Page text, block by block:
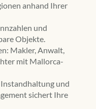
anhand Ihrer
und
Objekte.
Makler, Anwalt,
mit Mallorca-
und
sichert Ihre